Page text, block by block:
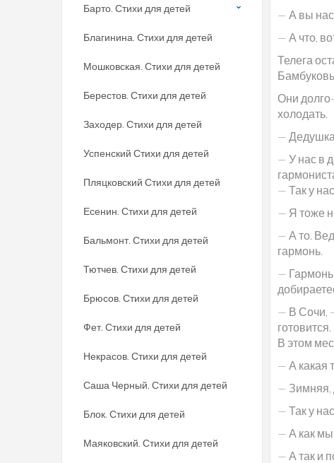
— А вы
— А что,
Телега
Они
холодать.
—
— У нас в
— Так у
— Я тоже
— А то.
гармонь.
— Гармонь
— В Сочи,
готовится.
В этом
— А какая
— Зимняя,
— Так у
— А как мы
— А так и
Барто. Стихи для детей
Благинина. Стихи для детей
Мошковская. Стихи для детей
Берестов. Стихи для детей
Заходер. Стихи для детей
Успенский Стихи для детей
Пляцковский Стихи для детей
Есенин. Стихи для детей
Бальмонт. Стихи для детей
Тютчев. Стихи для детей
Брюсов. Стихи для детей
Фет. Стихи для детей
Некрасов. Стихи для детей
Саша Черный. Стихи для детей
Блок. Стихи для детей
Маяковский. Стихи для детей